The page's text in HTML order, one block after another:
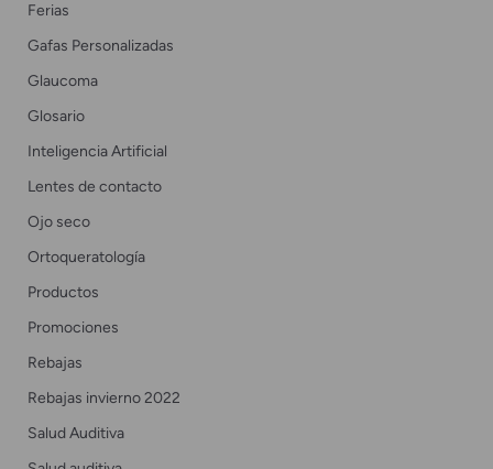
Ferias
Gafas Personalizadas
Glaucoma
Glosario
Inteligencia Artificial
Lentes de contacto
Ojo seco
Ortoqueratología
Productos
Promociones
Rebajas
Rebajas invierno 2022
Salud Auditiva